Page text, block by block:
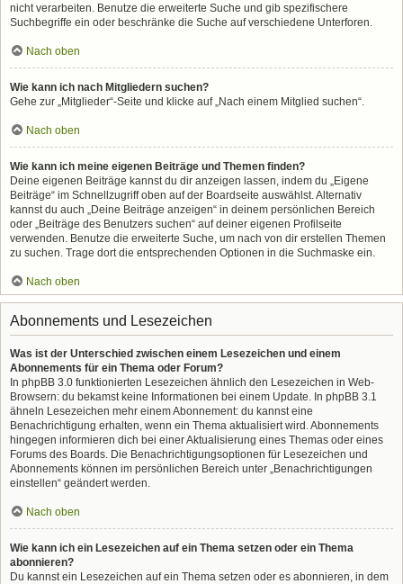
nicht verarbeiten. Benutze die erweiterte Suche und gib spezifischere
Suchbegriffe ein oder beschränke die Suche auf verschiedene Unterforen.
Nach oben
Wie kann ich nach Mitgliedern suchen?
Gehe zur „Mitglieder“-Seite und klicke auf „Nach einem Mitglied suchen“.
Nach oben
Wie kann ich meine eigenen Beiträge und Themen finden?
Deine eigenen Beiträge kannst du dir anzeigen lassen, indem du „Eigene
Beiträge“ im Schnellzugriff oben auf der Boardseite auswählst. Alternativ
kannst du auch „Deine Beiträge anzeigen“ in deinem persönlichen Bereich
oder „Beiträge des Benutzers suchen“ auf deiner eigenen Profilseite
verwenden. Benutze die erweiterte Suche, um nach von dir erstellen Themen
zu suchen. Trage dort die entsprechenden Optionen in die Suchmaske ein.
Nach oben
Abonnements und Lesezeichen
Was ist der Unterschied zwischen einem Lesezeichen und einem
Abonnements für ein Thema oder Forum?
In phpBB 3.0 funktionierten Lesezeichen ähnlich den Lesezeichen in Web-
Browsern: du bekamst keine Informationen bei einem Update. In phpBB 3.1
ähneln Lesezeichen mehr einem Abonnement: du kannst eine
Benachrichtigung erhalten, wenn ein Thema aktualisiert wird. Abonnements
hingegen informieren dich bei einer Aktualisierung eines Themas oder eines
Forums des Boards. Die Benachrichtigungsoptionen für Lesezeichen und
Abonnements können im persönlichen Bereich unter „Benachrichtigungen
einstellen“ geändert werden.
Nach oben
Wie kann ich ein Lesezeichen auf ein Thema setzen oder ein Thema
abonnieren?
Du kannst ein Lesezeichen auf ein Thema setzen oder es abonnieren, in dem